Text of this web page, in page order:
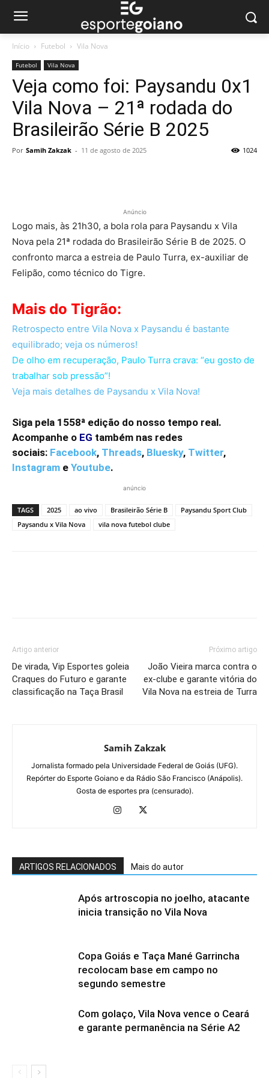
Início Futebol Vila Nova
Futebol Vila Nova
Veja como foi: Paysandu 0x1
Vila Nova – 21ª rodada do
Brasileirão Série B 2025
Por Samih Zakzak - 11 de agosto de 2025 1024
Anúncio
Logo mais, às 21h30, a bola rola para Paysandu x Vila
Nova pela 21ª rodada do Brasileirão Série B de 2025. O
confronto marca a estreia de Paulo Turra, ex-auxiliar de
Felipão, como técnico do Tigre.
Mais do Tigrão:
Retrospecto entre Vila Nova x Paysandu é bastante
equilibrado; veja os números!
De olho em recuperação, Paulo Turra crava: “eu gosto de
trabalhar sob pressão”!
Veja mais detalhes de Paysandu x Vila Nova!
Siga pela 1558ª edição do nosso tempo real.
Acompanhe o EG também nas redes
sociais: Facebook, Threads, Bluesky, Twitter,
Instagram e Youtube.
anúncio
TAGS 2025 ao vivo Brasileirão Série B
Paysandu Sport Club
Paysandu x Vila Nova
vila nova futebol clube
Artigo anterior
De virada, Vip Esportes goleia
Craques do Futuro e garante
classificação na Taça Brasil
Próximo artigo
João Vieira marca contra o
ex-clube e garante vitória do
Vila Nova na estreia de Turra
Samih Zakzak
Jornalista formado pela Universidade Federal de Goiás (UFG).
Repórter do Esporte Goiano e da Rádio São Francisco (Anápolis).
Gosta de esportes pra (censurado).
ARTIGOS RELACIONADOS Mais do autor
Após artroscopia no joelho, atacante
inicia transição no Vila Nova
Copa Goiás e Taça Mané Garrincha
recolocam base em campo no
segundo semestre
Com golaço, Vila Nova vence o Ceará
e garante permanência na Série A2